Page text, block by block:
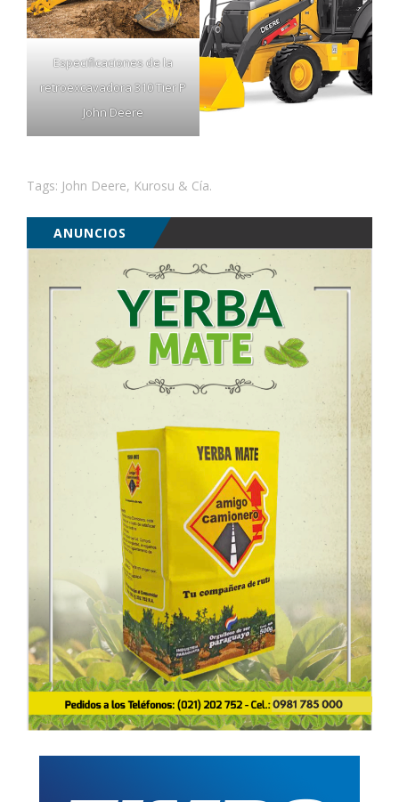
Especificaciones de la
retroexcavadora 310 Tier P
John Deere
Tags: John Deere, Kurosu & Cía.
ANUNCIOS